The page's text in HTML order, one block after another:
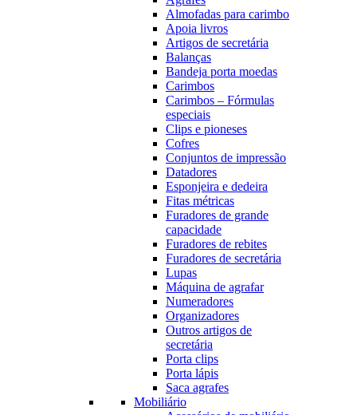
Almofadas para carimbo
Apoia livros
Artigos de secretária
Balanças
Bandeja porta moedas
Carimbos
Carimbos – Fórmulas
especiais
Clips e pioneses
Cofres
Conjuntos de impressão
Datadores
Esponjeira e dedeira
Fitas métricas
Furadores de grande
capacidade
Furadores de rebites
Furadores de secretária
Lupas
Máquina de agrafar
Numeradores
Organizadores
Outros artigos de
secretária
Porta clips
Porta lápis
Saca agrafes
Mobiliário